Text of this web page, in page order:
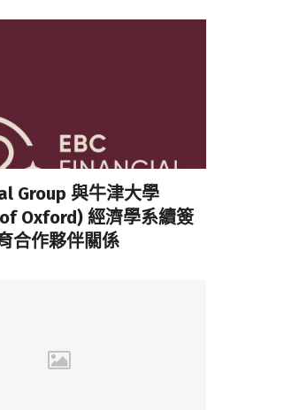
Group 與牛津大學
Oxford) 經濟學系續簽
合作夥伴關係